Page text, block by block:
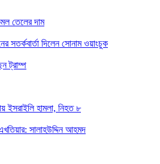
তেলের দাম
সতর্কবার্তা দিলেন সোনাম ওয়াংচুক
ট্রাম্প
ইসরাইলি হামলা, নিহত ৮
এখতিয়ার: সালাহউদ্দিন আহমদ